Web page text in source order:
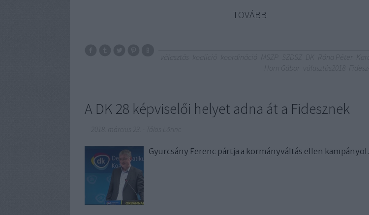
TOVÁBB
A DK 28 képviselői helyet adna át a Fidesznek
Gyurcsány Ferenc pártja a kormányváltás ellen kampányol.